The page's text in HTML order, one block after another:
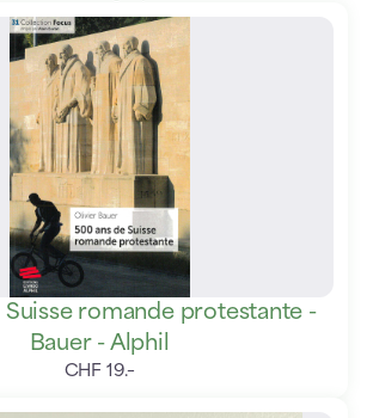
romande protestante -
Bauer - Alphil
CHF 19.–